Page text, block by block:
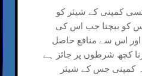
کمپنی کے شیئر کو
کو بیچنا جب اس کی
اس سے منافع حاصل
کچھ شرطوں پر جائز ہے
کمپنی جس کے شیئر